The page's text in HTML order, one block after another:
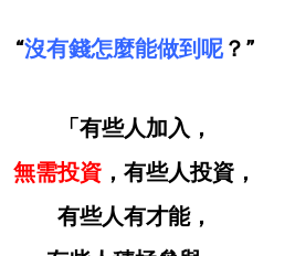
“沒有錢怎麼能做到呢？”
「有些人加入，
無需投資 ，有些人投資，
有些人有才能，